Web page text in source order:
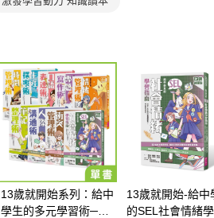
13歲就開始系列：給中
學生的多元學習術──
13歲就開始-給中
的SEL社會情緒